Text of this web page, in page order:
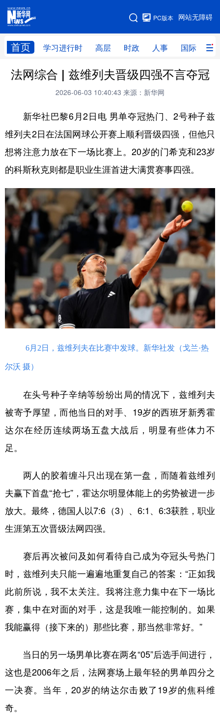
网站无障碍
PC版本
首页 学习进行时 高层 时政 人事 国际 财
网站地图
学习进行时 高层 时政 人事
财经 网评
台湾 思客智库 全球连线 教育
科技 科创 量子 体育
文化 书画 健康 军事
法律 中央文件 金融 汽车
人居 信息化 数字经济
学术中国 银龄 溯源中国
城市 旅游 能源
彩票 娱乐 时尚 悦读
公益 一带一路 亚太网 上市公司
文化产业
辽宁 吉林 上海 江苏
新疆 内蒙古
多语种频道
Русский язык 日本語 한국어
Deutsch Português
法网综合 | 兹维列夫晋级四强不言夺冠
2026-06-03 10:40:43 来源：新华网
新华社巴黎6月2日电 男单夺冠热门、2号种子兹
维列夫2日在法国网球公开赛上顺利晋级四强，但他只
想将注意力放在下一场比赛上。20岁的门希克和23岁
的科斯秋克则都是职业生涯首进大满贯赛事四强。
6月2日，兹维列夫在比赛中发球。新华社发（戈兰·热
尔沃 摄）
在头号种子辛纳等纷纷出局的情况下，兹维列夫
被寄予厚望，而他当日的对手、19岁的西班牙新秀霍
达尔在经历连续两场五盘大战后，明显有些体力不
足。
两人的胶着缠斗只出现在第一盘，而随着兹维列
夫赢下首盘“抢七”，霍达尔明显体能上的劣势被进一步
放大。最终，德国人以7:6（3）、6:1、6:3获胜，职业
生涯第五次晋级法网四强。
赛后再次被问及如何看待自己成为夺冠头号热门
时，兹维列夫只能一遍遍地重复自己的答案：“正如我
此前所说，我不太关注。我将注意力集中在下一场比
赛，集中在对面的对手，这是我唯一能控制的。如果
我能赢得（接下来的）那些比赛，那当然非常好。”
当日的另一场男单比赛在两名“05”后选手间进行，
这也是2006年之后，法网赛场上最年轻的男单四分之
一决赛。当年，20岁的纳达尔击败了19岁的焦科维
奇。